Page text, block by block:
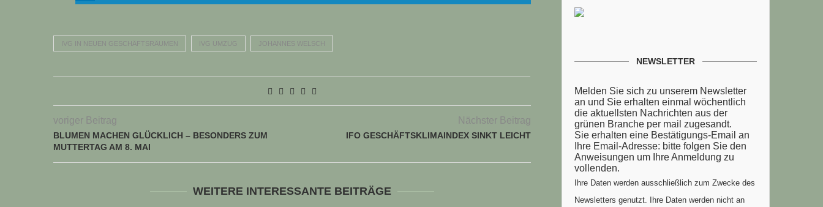
IVG IN NEUEN GESCHÄFTSRÄUMEN IVG UMZUG JOHANNES WELSCH
voriger Beitrag
BLUMEN MACHEN GLÜCKLICH – BESONDERS ZUM
MUTTERTAG AM 8. MAI
Nächster Beitrag
IFO GESCHÄFTSKLIMAINDEX SINKT LEICHT
WEITERE INTERESSANTE BEITRÄGE
NEWSLETTER
Melden Sie sich zu unserem Newsletter
an und Sie erhalten einmal wöchentlich
die aktuellsten Nachrichten aus der
grünen Branche per mail zugesandt.
Sie erhalten eine Bestätigungs-Email an
Ihre Email-Adresse: bitte folgen Sie den
Anweisungen um Ihre Anmeldung zu
vollenden.
Ihre Daten werden ausschließlich zum Zwecke des
Newsletters genutzt. Ihre Daten werden nicht an